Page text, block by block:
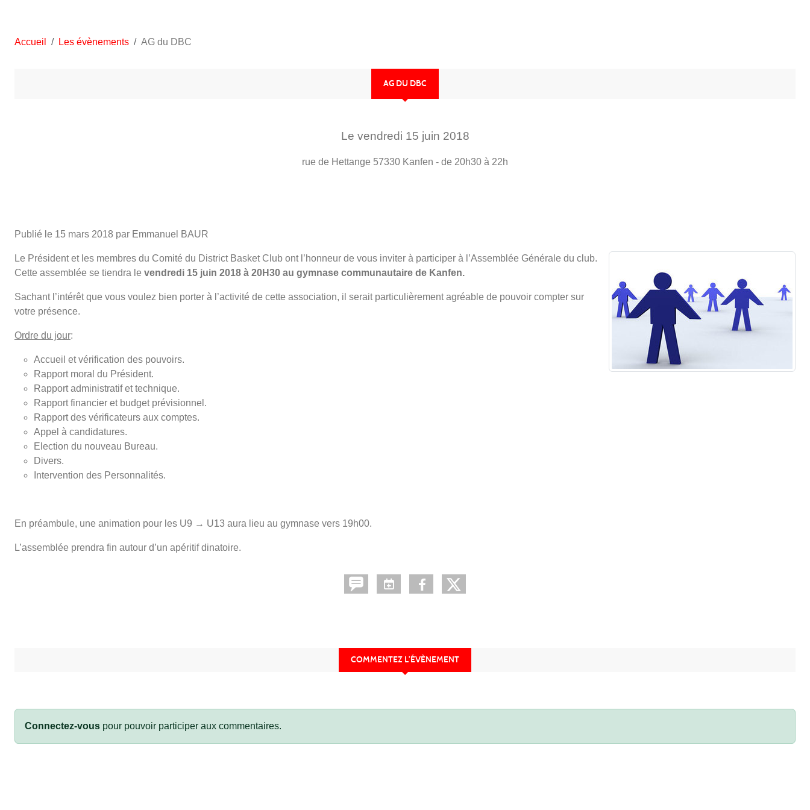
Accueil Les évènements AG du DBC
AG DU DBC
Le vendredi 15 juin 2018
rue de Hettange 57330 Kanfen - de 20h30 à 22h
Publié le 15 mars 2018 par Emmanuel BAUR
Le Président et les membres du Comité du District Basket Club ont l’honneur de vous inviter à participer à l’Assemblée Générale du club.
Cette assemblée se tiendra le vendredi 15 juin 2018 à 20H30 au gymnase communautaire de Kanfen.
Sachant l’intérêt que vous voulez bien porter à l’activité de cette association, il serait particulièrement agréable de pouvoir compter sur
votre présence.
Ordre du jour:
Accueil et vérification des pouvoirs.
Rapport moral du Président.
Rapport administratif et technique.
Rapport financier et budget prévisionnel.
Rapport des vérificateurs aux comptes.
Appel à candidatures.
Election du nouveau Bureau.
Divers.
Intervention des Personnalités.
En préambule, une animation pour les U9 → U13 aura lieu au gymnase vers 19h00.
L’assemblée prendra fin autour d’un apéritif dinatoire.
COMMENTEZ L’ÉVÈNEMENT
Connectez-vous pour pouvoir participer aux commentaires.